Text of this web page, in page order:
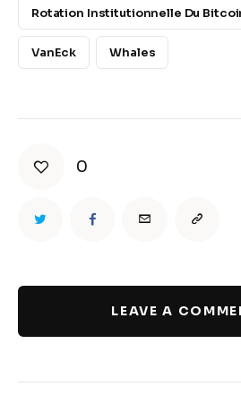
Rotation Institutionnelle Du
VanEck Whales
0
LEAVE A